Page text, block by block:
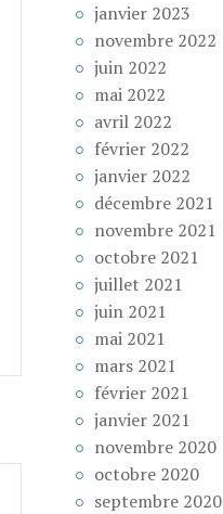
janvier 2023
novembre 2022
juin 2022
mai 2022
avril 2022
février 2022
janvier 2022
décembre 2021
novembre 2021
octobre 2021
juillet 2021
juin 2021
mai 2021
mars 2021
février 2021
janvier 2021
novembre 2020
octobre 2020
septembre 2020